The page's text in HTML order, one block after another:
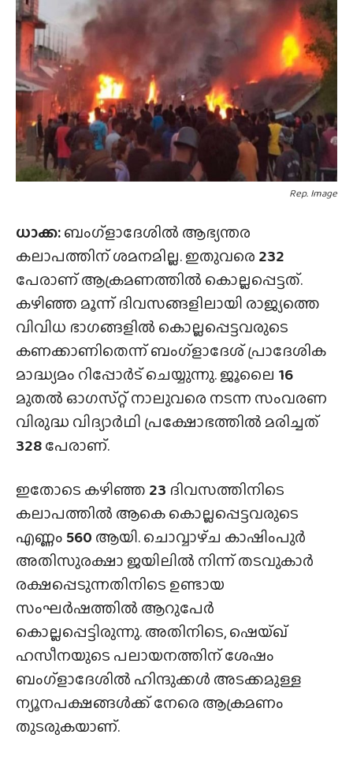
Rep. Image
ധാക്ക:ബംഗ്ളാദേശിൽ ആഭ്യന്തര
കലാപത്തിന് ശമനമില്ല. ഇതുവരെ 232
പേരാണ് ആക്രമണത്തിൽ കൊല്ലപ്പെട്ടത്.
കഴിഞ്ഞ മൂന്ന് ദിവസങ്ങളിലായി രാജ്യത്തെ
വിവിധ ഭാഗങ്ങളിൽ കൊല്ലപ്പെട്ടവരുടെ
കണക്കാണിതെന്ന് ബംഗ്ളാദേശ് പ്രാദേശിക
മാദ്ധ്യമം റിപ്പോർട് ചെയ്യുന്നു. ജൂലൈ 16
മുതൽ ഓഗസ്‌റ്റ് നാലുവരെ നടന്ന സംവരണ
വിരുദ്ധ വിദ്യാർഥി പ്രക്ഷോഭത്തിൽ മരിച്ചത്
328പേരാണ്.
ഇതോടെ കഴിഞ്ഞ 23 ദിവസത്തിനിടെ
കലാപത്തിൽ ആകെ കൊല്ലപ്പെട്ടവരുടെ
എണ്ണം 560 ആയി. ചൊവ്വാഴ്‌ച കാഷിംപുർ
അതിസുരക്ഷാ ജയിലിൽ നിന്ന് തടവുകാർ
രക്ഷപ്പെടുന്നതിനിടെ ഉണ്ടായ
സംഘർഷത്തിൽ ആറുപേർ
കൊല്ലപ്പെട്ടിരുന്നു. അതിനിടെ, ഷെയ്ഖ്
ഹസീനയുടെ പലായനത്തിന് ശേഷം
ബംഗ്ളാദേശിൽ ഹിന്ദുക്കൾ അടക്കമുള്ള
ന്യൂനപക്ഷങ്ങൾക്ക് നേരെ ആക്രമണം
തുടരുകയാണ്.